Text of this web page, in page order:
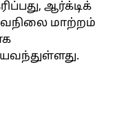
ஆர்க்டிக்
மாற்றம்